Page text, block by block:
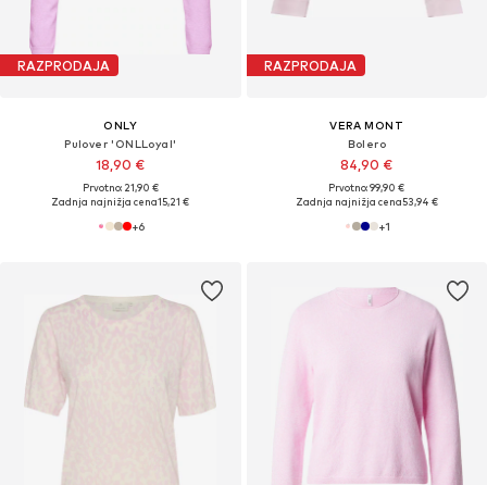
RAZPRODAJA
ONLY
Pulover 'ONLLoyal'
18,90 €
Prvotno: 21,90 €
Zadnja najnižja cena15,21 €
+6
RAZPRODAJA
VERA MONT
Bolero
84,90 €
Prvotno: 99,90 €
Zadnja najnižja cena53,94 €
+1